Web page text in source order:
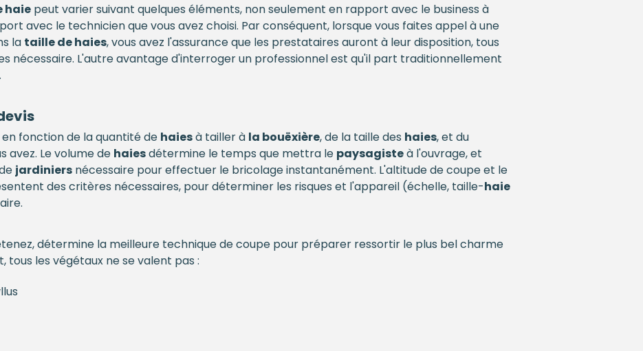
haie peut varier suivant quelques éléments, non seulement en rapport avec le business à
avec le technicien que vous avez choisi. Par conséquent, lorsque vous faites appel à une
la taille de haies, vous avez l'assurance que les prestataires auront à leur disposition, tous
nécessaire. L'autre avantage d'interroger un professionnel est qu'il part traditionnellement
en fonction de la quantité de haiesà tailler à la bouëxière, de la taille des haies, et du
avez. Le volume de haiesdétermine le temps que mettra le paysagisteà l'ouvrage, et
jardiniers nécessaire pour effectuer le bricolage instantanément. L'altitude de coupe et le
des critères nécessaires, pour déterminer les risques et l'appareil (échelle, taille-haie
détermine la meilleure technique de coupe pour préparer ressortir le plus bel charme
tous les végétaux ne se valent pas :